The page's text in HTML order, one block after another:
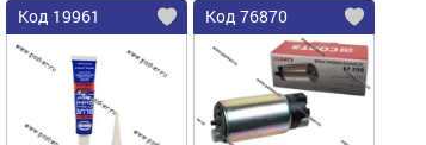
Код 19961 Код 76870